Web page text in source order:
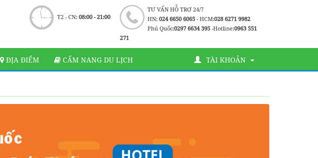
TƯ VẤN HỖ TRỢ 24/7
HN: 024 6650 6065- HCM:028 6271 9982
Phú Quốc:0297 6634 395 -Hotline:0963 551
271
T2 - CN: 08:00 - 21:00
ĐỊA ĐIỂM CẨM NANG DU LỊCH TÀI KHOẢN